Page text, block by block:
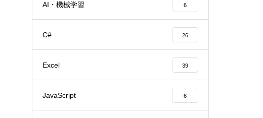
AI・機械学習 6
C# 26
Excel 39
JavaScript 6